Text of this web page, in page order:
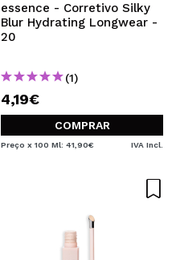
essence - Corretivo Silky
Blur Hydrating Longwear -
20
(1)
4,19€
COMPRAR
Preço x 100 Ml: 41,90€ IVA Incl.